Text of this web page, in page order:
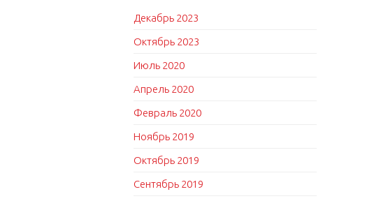
Декабрь 2023
Октябрь 2023
Июль 2020
Апрель 2020
Февраль 2020
Ноябрь 2019
Октябрь 2019
Сентябрь 2019